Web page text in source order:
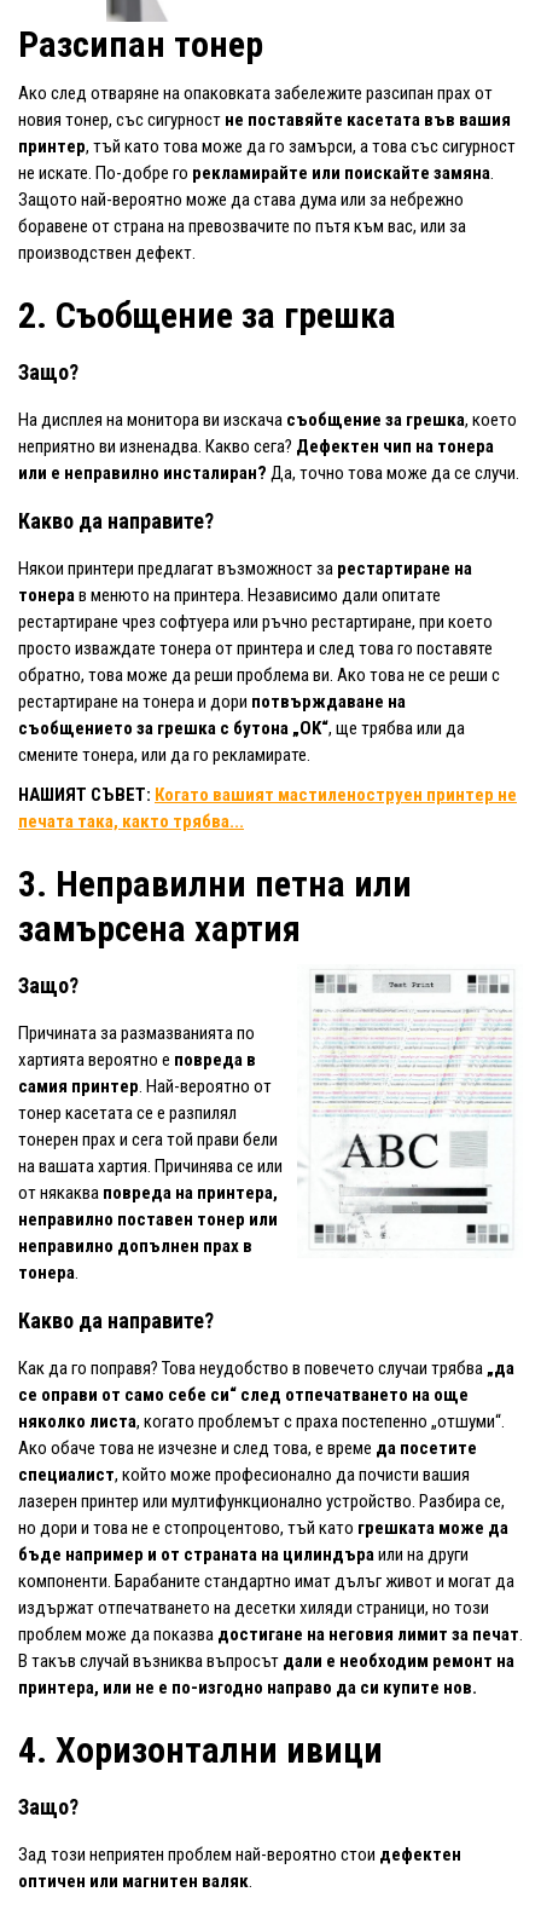
Разсипан тонер
Ако след отваряне на опаковката забележите разсипан прах от
новия тонер, със сигурност не поставяйте касетата във вашия
принтер, тъй като това може да го замърси, а това със сигурност
не искате. По-добре го рекламирайте или поискайте замяна.
Защото най-вероятно може да става дума или за небрежно
боравене от страна на превозвачите по пътя към вас, или за
производствен дефект.
2. Съобщение за грешка
Защо?
На дисплея на монитора ви изскача съобщение за грешка, което
неприятно ви изненадва. Какво сега? Дефектен чип на тонера
или е неправилно инсталиран? Да, точно това може да се случи.
Какво да направите?
Някои принтери предлагат възможност за рестартиране на
тонерав менюто на принтера. Независимо дали опитате
рестартиране чрез софтуера или ръчно рестартиране, при което
просто изваждате тонера от принтера и след това го поставяте
обратно, това може да реши проблема ви. Ако това не се реши с
рестартиране на тонера и дори потвърждаване на
съобщението за грешка с бутона „OK“, ще трябва или да
смените тонера, или да го рекламирате.
НАШИЯТ СЪВЕТ: Когато вашият мастиленоструен принтер не
печата така, както трябва...
3. Неправилни петна или
замърсена хартия
Защо?
Причината за размазванията по
хартията вероятно е повреда в
самия принтер. Най-вероятно от
тонер касетата се е разпилял
тонерен прах и сега той прави бели
на вашата хартия. Причинява се или
от някаква повреда на принтера,
неправилно поставен тонер или
неправилно допълнен прах в
тонера.
Какво да направите?
Как да го поправя? Това неудобство в повечето случаи трябва „да
се оправи от само себе си“ след отпечатването на още
няколко листа, когато проблемът с праха постепенно „отшуми“.
Ако обаче това не изчезне и след това, е време да посетите
специалист, който може професионално да почисти вашия
лазерен принтер или мултифункционално устройство. Разбира се,
но дори и това не е стопроцентово, тъй като грешката може да
бъде например и от страната на цилиндъраили на други
компоненти. Барабаните стандартно имат дълъг живот и могат да
издържат отпечатването на десетки хиляди страници, но този
проблем може да показва достигане на неговия лимит за печат.
В такъв случай възниква въпросът дали е необходим ремонт на
принтера, или не е по-изгодно направо да си купите нов.
4. Хоризонтални ивици
Защо?
Зад този неприятен проблем най-вероятно стои дефектен
оптичен или магнитен валяк.